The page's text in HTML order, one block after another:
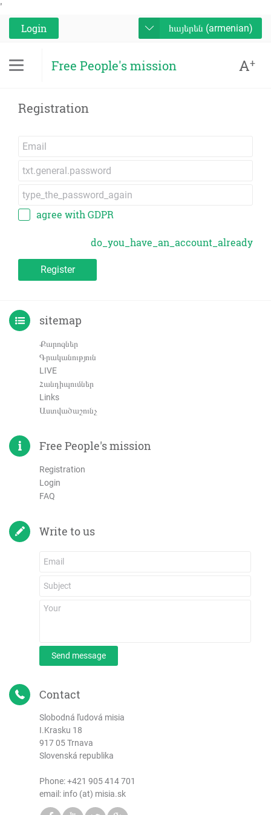
'
Login
հայերեն (armenian)
Free People's mission A+
Registration
agree with GDPR
do_you_have_an_account_already
Register
sitemap
Քարոզներ
Գրականություն
LIVE
Հանդիպումներ
Links
Աստվածաշունչ
Free People's mission
Registration
Login
FAQ
Write to us
Send message
Contact
Slobodná ľudová misia
I.Krasku 18
917 05 Trnava
Slovenská republika
Phone:+421 905 414 701
email: info (at) misia.sk